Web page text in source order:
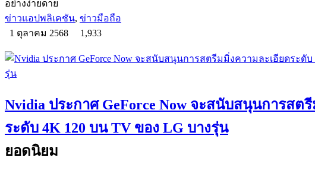
อย่างง่ายดาย
ข่าวแอปพลิเคชัน, ข่าวมือถือ
1 ตุลาคม 2568
1,933
Nvidia ประกาศ GeForce Now จะสนับสนุนการสต
ระดับ 4K 120 บน TV ของ LG บางรุ่น
ยอดนิยม